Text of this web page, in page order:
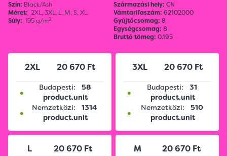
Szín: Black/Ash
Méret: 2XL,3XL, L, M,S,XL,
Súly: 195 g/m2
Származási hely: CN
Vámtarifaszám: 62102000
Gyűjtőcsomag: 8
Egységcsomag: 8
Bruttó tömeg: 0.195
2XL 20 670 Ft
• Budapesti:
58
product.unit
• Nemzetközi:
1314
product.unit
3XL 20 670 Ft
• Budapesti:
31
product.unit
• Nemzetközi:
510
product.unit
L 20 670 Ft M 20 670 Ft